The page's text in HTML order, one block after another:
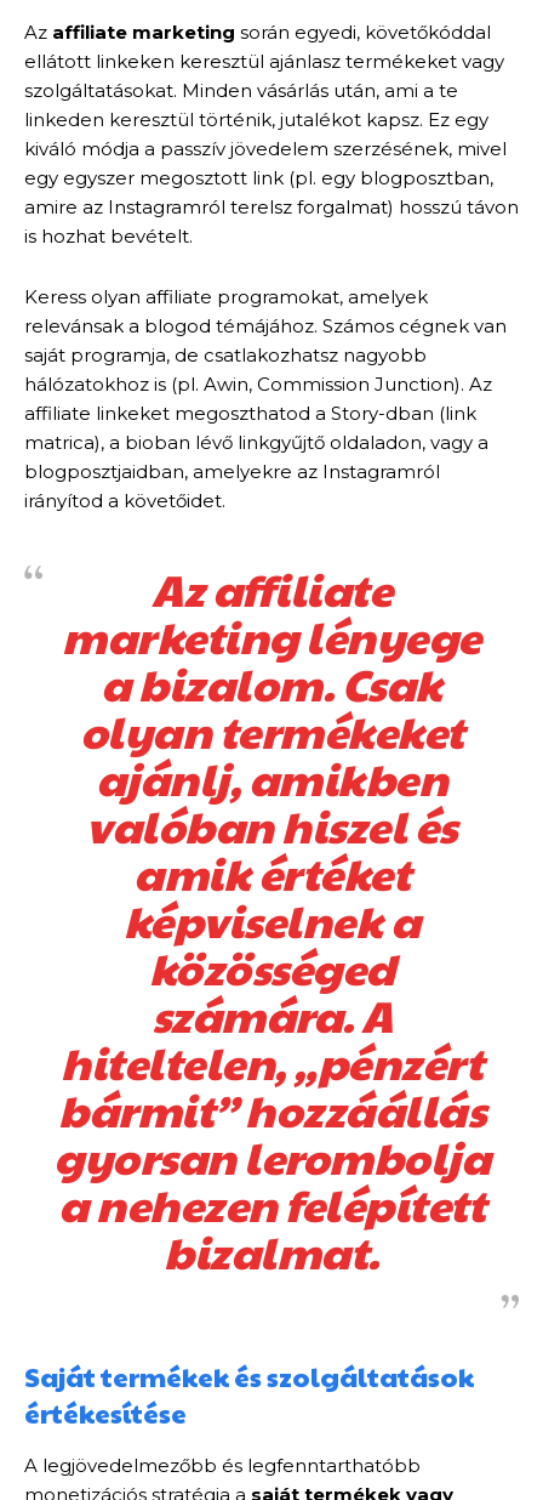
Az affiliate marketing során egyedi, követőkóddal
ellátott linkeken keresztül ajánlasz termékeket vagy
szolgáltatásokat. Minden vásárlás után, ami a te
linkeden keresztül történik, jutalékot kapsz. Ez egy
kiváló módja a passzív jövedelem szerzésének, mivel
egy egyszer megosztott link (pl. egy blogposztban,
amire az Instagramról terelsz forgalmat) hosszú távon
is hozhat bevételt.
Keress olyan affiliate programokat, amelyek
relevánsak a blogod témájához. Számos cégnek van
saját programja, de csatlakozhatsz nagyobb
hálózatokhoz is (pl. Awin, Commission Junction). Az
affiliate linkeket megoszthatod a Story-dban (link
matrica), a bioban lévő linkgyűjtő oldaladon, vagy a
blogposztjaidban, amelyekre az Instagramról
irányítod a követőidet.
Az affiliate
marketing lényege
a bizalom. Csak
olyan termékeket
ajánlj, amikben
valóban hiszel és
amik értéket
képviselnek a
közösséged
számára. A
hiteltelen, „pénzért
bármit” hozzáállás
gyorsan lerombolja
a nehezen felépített
bizalmat.
Saját termékek és szolgáltatások
értékesítése
A legjövedelmezőbb és legfenntarthatóbb
monetizációs stratégia a saját termékek vagy